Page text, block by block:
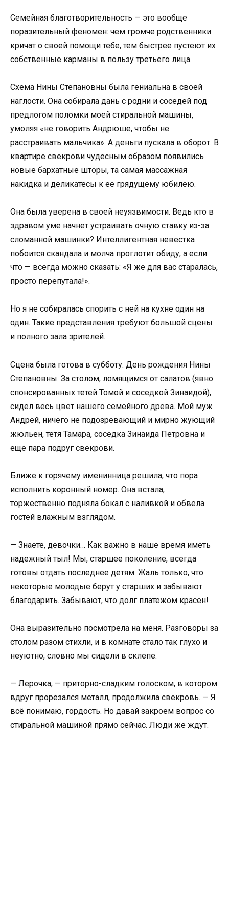
Семейная благотворительность — это вообще
поразительный феномен: чем громче родственники
кричат о своей помощи тебе, тем быстрее пустеют их
собственные карманы в пользу третьего лица.
Схема Нины Степановны была гениальна в своей
наглости. Она собирала дань с родни и соседей под
предлогом поломки моей стиральной машины,
умоляя «не говорить Андрюше, чтобы не
расстраивать мальчика». А деньги пускала в оборот. В
квартире свекрови чудесным образом появились
новые бархатные шторы, та самая массажная
накидка и деликатесы к её грядущему юбилею.
Она была уверена в своей неуязвимости. Ведь кто в
здравом уме начнет устраивать очную ставку из-за
сломанной машинки? Интеллигентная невестка
побоится скандала и молча проглотит обиду, а если
что — всегда можно сказать: «Я же для вас старалась,
просто перепутала!».
Но я не собиралась спорить с ней на кухне один на
один. Такие представления требуют большой сцены
и полного зала зрителей.
Сцена была готова в субботу. День рождения Нины
Степановны. За столом, ломящимся от салатов (явно
спонсированных тетей Томой и соседкой Зинаидой),
сидел весь цвет нашего семейного древа. Мой муж
Андрей, ничего не подозревающий и мирно жующий
жюльен, тетя Тамара, соседка Зинаида Петровна и
еще пара подруг свекрови.
Ближе к горячему именинница решила, что пора
исполнить коронный номер. Она встала,
торжественно подняла бокал с наливкой и обвела
гостей влажным взглядом.
— Знаете, девочки… Как важно в наше время иметь
надежный тыл! Мы, старшее поколение, всегда
готовы отдать последнее детям. Жаль только, что
некоторые молодые берут у старших и забывают
благодарить. Забывают, что долг платежом красен!
Она выразительно посмотрела на меня. Разговоры за
столом разом стихли, и в комнате стало так глухо и
неуютно, словно мы сидели в склепе.
— Лерочка, — приторно-сладким голоском, в котором
вдруг прорезался металл, продолжила свекровь. — Я
всё понимаю, гордость. Но давай закроем вопрос со
стиральной машиной прямо сейчас. Люди же ждут.